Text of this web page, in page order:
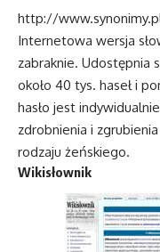
http://
Internetowa wersja
zabraknie. Udostępnia
około 40 tys. haseł i
hasło jest
zdrobnienia i
rodzaju żeńskiego.
Wikisłownik